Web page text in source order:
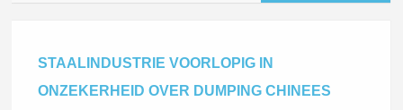
STAALINDUSTRIE VOORLOPIG IN
ONZEKERHEID OVER DUMPING CHINEES